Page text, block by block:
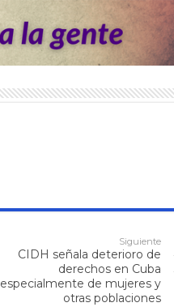
Siguiente
CIDH señala deterioro de
derechos en Cuba
especialmente de mujeres y
otras poblaciones